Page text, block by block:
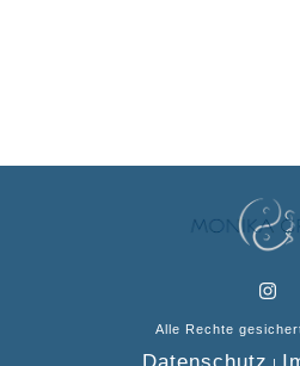
Alle Rechte